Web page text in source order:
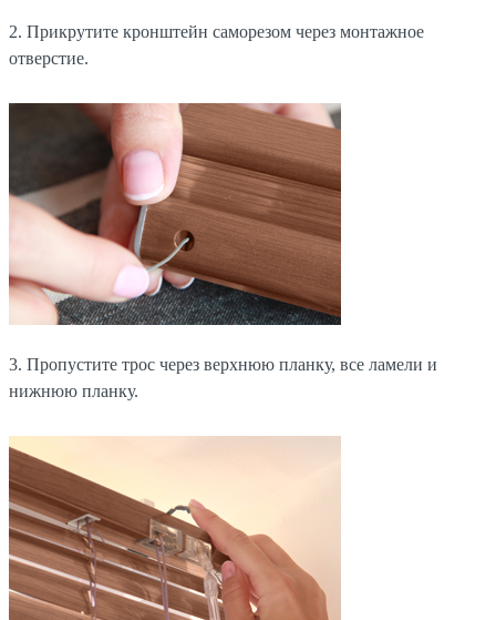
2. Прикрутите кронштейн саморезом через монтажное
отверстие.
3. Пропустите трос через верхнюю планку, все ламели и
нижнюю планку.